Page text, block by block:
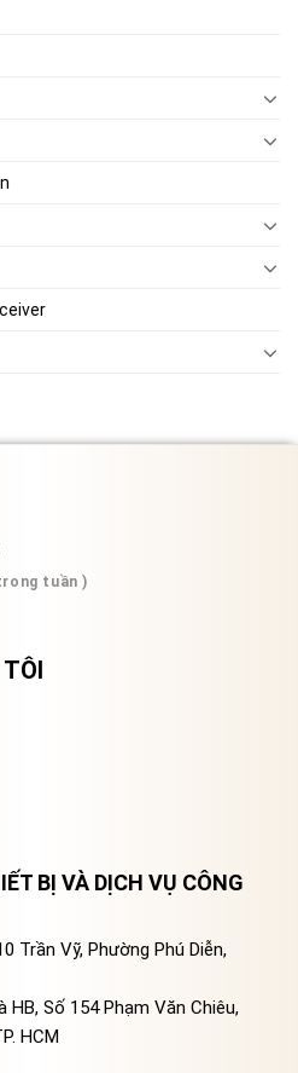
tuần )
BỊ VÀ DỊCH VỤ CÔNG
Trần Vỹ, Phường Phú Diễn,
HB, Số 154 Phạm Văn Chiêu,
HCM